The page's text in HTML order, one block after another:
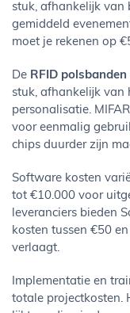
stuk, afhankelijk van
gemiddeld
moet je rekenen op
De RFID polsbanden
stuk, afhankelijk van
personalisatie.
voor eenmalig
chips duurder zijn
Software kosten
tot €10.000 voor
leveranciers bieden
kosten tussen €50
verlaagt.
Implementatie en
totale projectkosten.